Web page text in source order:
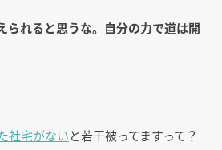
られると思うな。自分の力で道は開
社宅がないと若干被ってますって？